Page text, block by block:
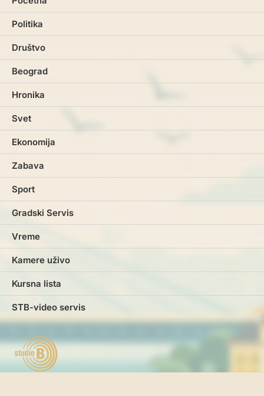
Politika
Društvo
Beograd
Hronika
Svet
Ekonomija
Zabava
Sport
Gradski Servis
Vreme
Kamere uživo
Kursna lista
STB-video servis